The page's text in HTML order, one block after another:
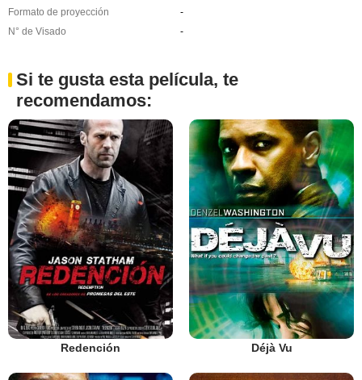
Formato de proyección
-
N° de Visado
-
Si te gusta esta película, te
recomendamos:
Redención Déjà Vu